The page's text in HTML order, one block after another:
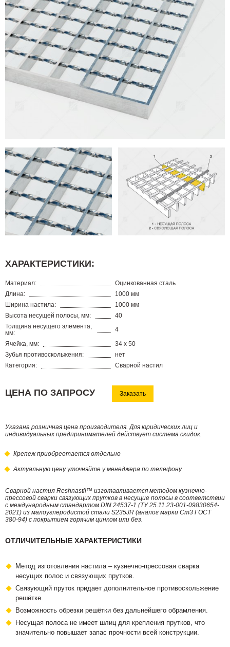
ХАРАКТЕРИСТИКИ:
Материал:
Оцинкованная сталь
Длина:
1000 мм
Ширина настила:
1000 мм
Высота несущей полосы, мм:
40
Толщина несущего элемента,
мм:
4
Ячейка, мм:
34 х 50
Зубья противоскольжения:
нет
Категория:
Сварной настил
ЦЕНА ПО ЗАПРОСУ Заказать
Указана розничная цена производителя. Для юридических лиц и
индивидуальных предпринимателей действует система скидок.
Крепеж приобреотается отдельно
Актуальную цену уточняйте у менеджера по телефону
Сварной настил Reshnastil™ изготавливается методом кузнечно-
прессовой сварки связующих прутков в несущие полосы в соответствии
с международным стандартом DIN 24537-1 (ТУ 25.11.23-001-09830654-
2021) из малоуглеродистой стали S235JR (аналог марки Ст3 ГОСТ
380-94) с покрытием горячим цинком или без.
ОТЛИЧИТЕЛЬНЫЕ ХАРАКТЕРИСТИКИ
Метод изготовления настила – кузнечно-прессовая сварка
несущих полос и связующих прутков.
Связующий пруток придает дополнительное противоскольжение
решётке.
Возможность обрезки решётки без дальнейшего обрамления.
Несущая полоса не имеет шлиц для крепления прутков, что
значительно повышает запас прочности всей конструкции.